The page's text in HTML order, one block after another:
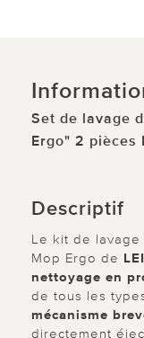
Set de lavage
Ergo" 2 pièces
Descriptif
Le kit de lavage
Mop Ergo de
nettoyage en
de tous les
mécanisme
directement